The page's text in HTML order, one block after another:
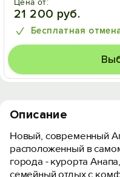
Цена от:
21 200 руб.
Бесплатная
Описание
Новый, современный
расположенный в
города - курорта
семейный отдых с